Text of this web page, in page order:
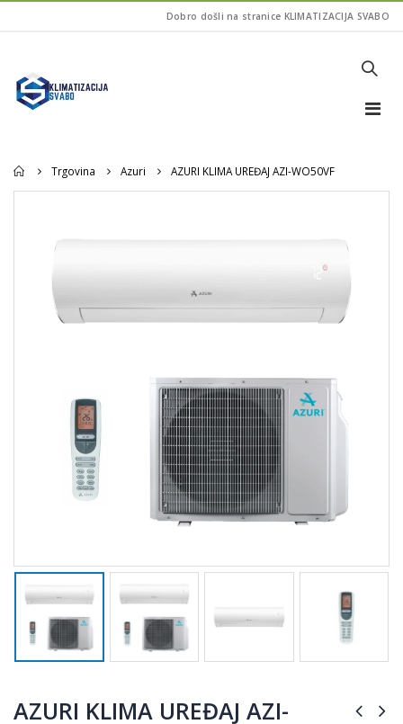
Dobro došli na stranice KLIMATIZACIJA SVABO
Home
Trgovina Azuri AZURI KLIMA UREĐAJ AZI-WO50VF
AZURI KLIMA UREĐAJ AZI-